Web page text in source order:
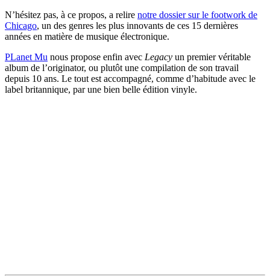
N’hésitez pas, à ce propos, a relire notre dossier sur le footwork de
Chicago, un des genres les plus innovants de ces 15 dernières
années en matière de musique électronique.
PLanet Mu nous propose enfin avec Legacy un premier véritable
album de l’originator, ou plutôt une compilation de son travail
depuis 10 ans. Le tout est accompagné, comme d’habitude avec le
label britannique, par une bien belle édition vinyle.